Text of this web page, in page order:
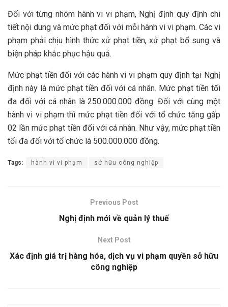
Đối với từng nhóm hành vi vi phạm, Nghị định quy định chi
tiết nội dung và mức phạt đối với mỗi hành vi vi phạm. Các vi
phạm phải chịu hình thức xử phạt tiền, xử phạt bổ sung và
biện pháp khắc phục hậu quả.
Mức phạt tiền đối với các hành vi vi phạm quy định tại Nghị
định này là mức phạt tiền đối với cá nhân. Mức phạt tiền tối
đa đối với cá nhân là 250.000.000 đồng. Đối với cùng một
hành vi vi phạm thì mức phạt tiền đối với tổ chức tăng gấp
02 lần mức phạt tiền đối với cá nhân. Như vậy, mức phạt tiền
tối đa đối với tổ chức là 500.000.000 đồng.
Tags: hành vi vi phạm sở hữu công nghiệp
Previous Post
Nghị định mới về quản lý thuế
Next Post
Xác định giá trị hàng hóa, dịch vụ vi phạm quyền sở hữu
công nghiệp